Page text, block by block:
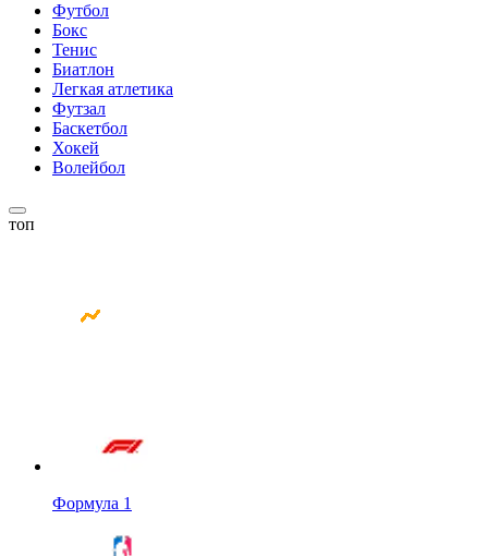
Футбол
Бокс
Тенис
Биатлон
Легкая атлетика
Футзал
Баскетбол
Хокей
Волейбол
топ
Формула 1